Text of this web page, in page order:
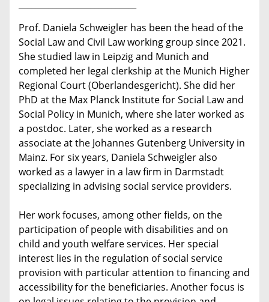
Prof. Daniela Schweigler has been the head of the
Social Law and Civil Law working group since 2021.
She studied law in Leipzig and Munich and
completed her legal clerkship at the Munich Higher
Regional Court (Oberlandesgericht). She did her
PhD at the Max Planck Institute for Social Law and
Social Policy in Munich, where she later worked as
a postdoc. Later, she worked as a research
associate at the Johannes Gutenberg University in
Mainz. For six years, Daniela Schweigler also
worked as a lawyer in a law firm in Darmstadt
specializing in advising social service providers.
Her work focuses, among other fields, on the
participation of people with disabilities and on
child and youth welfare services. Her special
interest lies in the regulation of social service
provision with particular attention to financing and
accessibility for the beneficiaries. Another focus is